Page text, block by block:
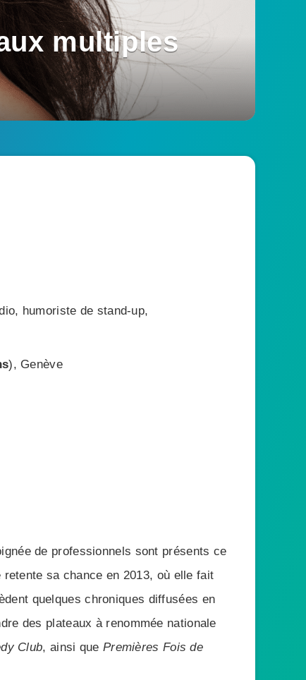
multiples
humoriste de stand-up,
), Genève
de professionnels sont présents ce
sa chance en 2013, où elle fait
quelques chroniques diffusées en
des plateaux à renommée nationale
Club, ainsi que Premières Fois de